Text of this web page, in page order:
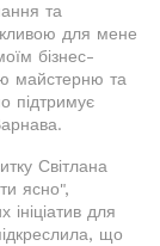
та
для мене
бізнес-
майстерню та
підтримує
Світлана
ясно",
ініціатив для
що